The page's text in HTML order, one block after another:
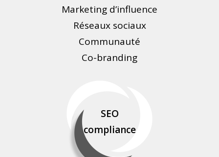
Marketing d’influence
Réseaux sociaux
Communauté
Co-branding
SEO
compliance